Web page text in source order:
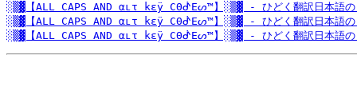
░▒▓【ALL CAPS AND αւτ kεÿ CΘᕸEᔕ™】░▒▓ - ひどく翻訳日本語
░▒▓【ALL CAPS AND αւτ kεÿ CΘᕸEᔕ™】░▒▓ - ひどく翻訳日本語
░▒▓【ALL CAPS AND αւτ kεÿ CΘᕸEᔕ™】░▒▓ - ひどく翻訳日本語